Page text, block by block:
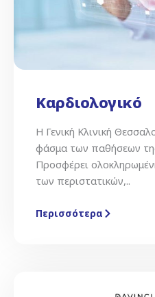
Καρδιολογικό
Η Γενική Κλινική
φάσμα των παθήσεων
Προσφέρει
των περιστατικών,..
Περισσότερα